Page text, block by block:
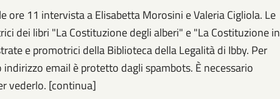
ore 11 intervista a Elisabetta Morosini e Valeria Cigliola. Le
dei libri "La Costituzione degli alberi" e "La Costituzione in
e promotrici della Biblioteca della Legalità di Ibby. Per
email è protetto dagli spambots. È necessario
vederlo. [continua]